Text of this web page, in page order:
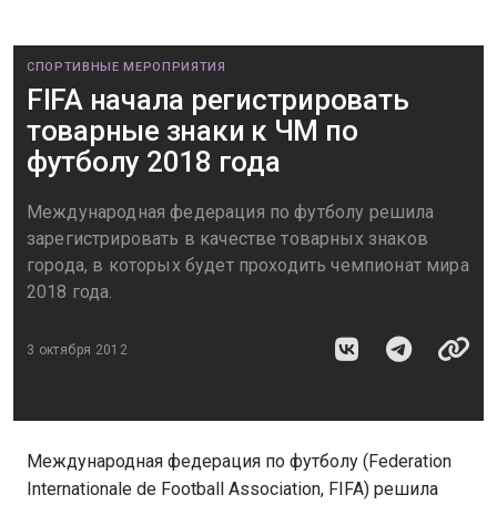
СПОРТИВНЫЕ МЕРОПРИЯТИЯ
FIFA начала регистрировать
товарные знаки к ЧМ по
футболу 2018 года
Международная федерация по футболу решила
зарегистрировать в качестве товарных знаков
города, в которых будет проходить чемпионат мира
2018 года.
3 октября 2012
Международная федерация по футболу (Federation
Internationale de Football Association, FIFA) решила